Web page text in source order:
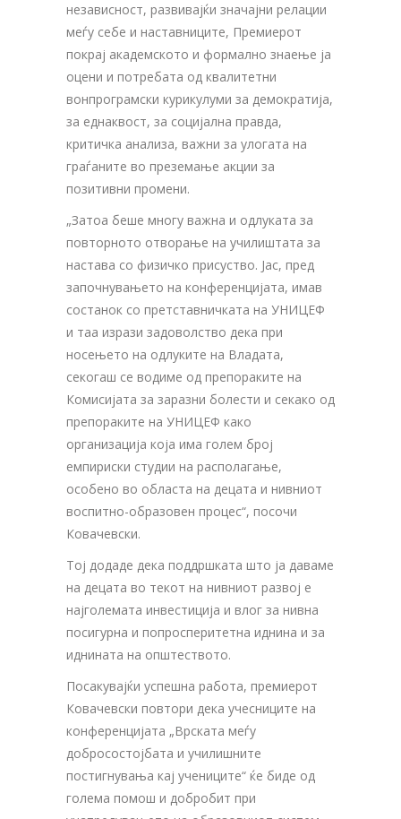
независност, развивајќи значајни релации
меѓу себе и наставниците, Премиерот
покрај академското и формално знаење ја
оцени и потребата од квалитетни
вонпрограмски курикулуми за демократија,
за еднаквост, за социјална правда,
критичка анализа, важни за улогата на
граѓаните во преземање акции за
позитивни промени.
„Затоа беше многу важна и одлуката за
повторното отворање на училиштата за
настава со физичко присуство. Јас, пред
започнувањето на конференцијата, имав
состанок со претставничката на УНИЦЕФ
и таа изрази задоволство дека при
носењето на одлуките на Владата,
секогаш се водиме од препораките на
Комисијата за заразни болести и секако од
препораките на УНИЦЕФ како
организација која има голем број
емпириски студии на располагање,
особено во областа на децата и нивниот
воспитно-образовен процес“, посочи
Ковачевски.
Тој додаде дека поддршката што ја даваме
на децата во текот на нивниот развој е
најголемата инвестиција и влог за нивна
посигурна и попросперитетна иднина и за
иднината на општеството.
Посакувајќи успешна работа, премиерот
Ковачевски повтори дека учесниците на
конференцијата „Врската меѓу
добросостојбата и училишните
постигнувања кај учениците“ ќе биде од
голема помош и добробит при